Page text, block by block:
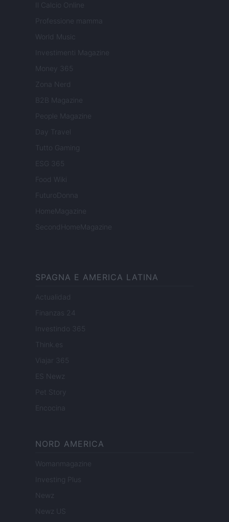
Il Calcio Online
Professione mamma
World Music
Investimenti Magazine
Money 365
Zona Nerd
B2B Magazine
People Magazine
Day Travel
Tutto Gaming
ESG 365
Food Wiki
FuturoDonna
HomeMagazine
SecondHomeMagazine
SPAGNA E AMERICA LATINA
Actualidad
Finanzas 24
Investindo 365
Think.es
Viajar 365
ES Newz
Pet Story
Encocina
NORD AMERICA
Womanmagazine
Investing Plus
Newz
Newz US